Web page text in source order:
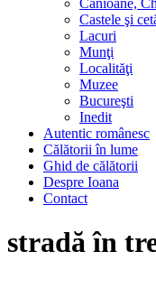
Canioane,
Castele şi
Lacuri
Munţi
Localităţi
Muzee
Bucureşti
Inedit
Autentic românesc
Călătorii în lume
Ghid de călătorii
Despre Ioana
Contact
stradă în